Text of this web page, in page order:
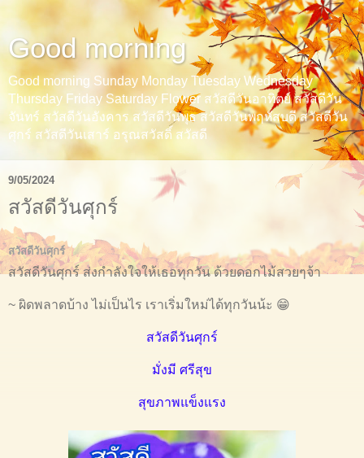
Good morning
Good morning Sunday Monday Tuesday Wednesday
Thursday Friday Saturday Flower สวัสดีวันอาทิตย์ สวัสดีวัน
จันทร์ สวัสดีวันอังคาร สวัสดีวันพุธ สวัสดีวันพฤหัสบดี สวัสดีวัน
ศุกร์ สวัสดีวันเสาร์ อรุณสวัสดิ์ สวัสดี
9/05/2024
สวัสดีวันศุกร์
สวัสดีวันศุกร์
สวัสดีวันศุกร์ ส่งกำลังใจให้เธอทุกวัน ด้วยดอกไม้สวยๆจ้า
~ ผิดพลาดบ้าง ไม่เป็นไร เราเริ่มใหม่ได้ทุกวันน้ะ 😁
สวัสดีวันศุกร์
มั่งมี ศรีสุข
สุขภาพแข็งแรง